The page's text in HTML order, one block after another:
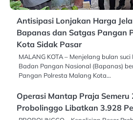
Antisipasi Lonjakan Harga
Bapanas dan Satgas Pangan
Kota Sidak Pasar
MALANG KOTA – Menjelang bulan
Badan Pangan Nasional (Bapanas)
Pangan Polresta Malang Kota…
Operasi Mantap Praja Semeru
Probolinggo Libatkan 3.928